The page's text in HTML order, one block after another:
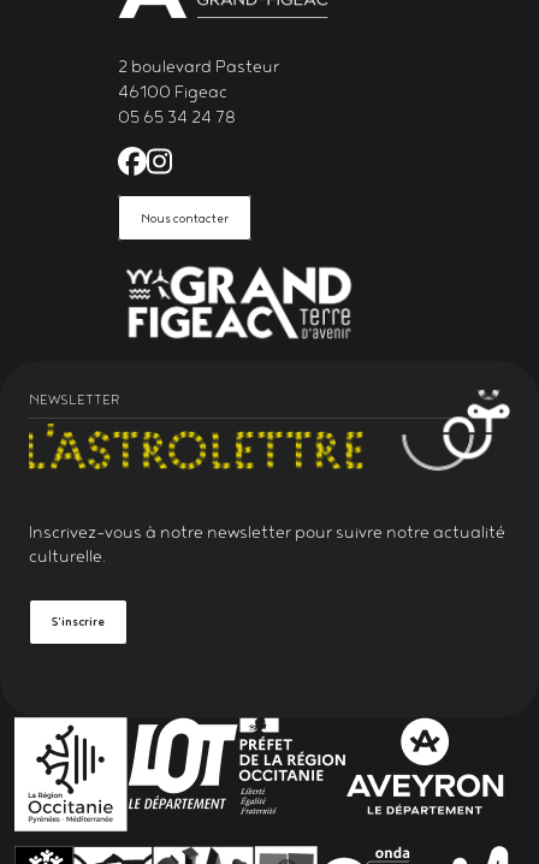
2 boulevard Pasteur
46100 Figeac
05 65 34 24 78
Facebook de l'Astrolabe Grand
Instagram de l'Astrolabe Grand
Nous contacter
NEWSLETTER
Inscrivez-vous à notre newsletter pour suivre notre actualité
culturelle.
S'inscrire
PARTENAIRES